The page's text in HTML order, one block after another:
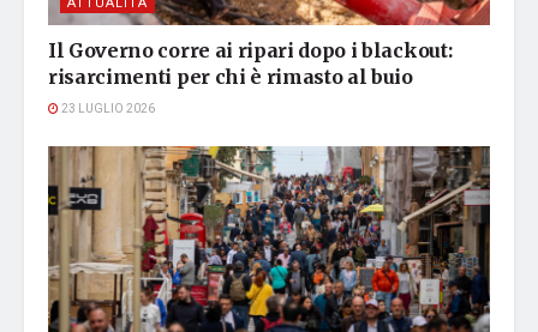
Il Governo corre ai ripari dopo i blackout:
risarcimenti per chi è rimasto al buio
23 LUGLIO 2026